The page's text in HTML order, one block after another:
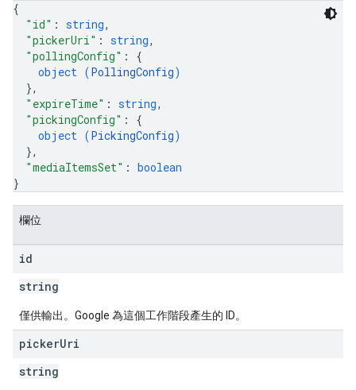
{
"id" : string,
"pickerUri" : string,
"pollingConfig" : {
object (PollingConfig)
},
"expireTime" : string,
"pickingConfig" : {
object (PickingConfig)
},
"mediaItemsSet" : boolean
}
欄位
id
string
僅供輸出。Google 為這個工作階段產生的 ID。
pickerUri
string